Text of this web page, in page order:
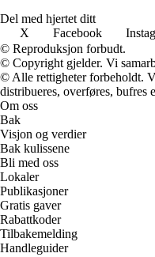
Del med hjertet ditt
X
Facebook
© Reproduksjon forbudt.
© Copyright gjelder. Vi
© Alle rettigheter forbeholdt.
distribueres, overføres, bufres
Om oss
Bak
Visjon og verdier
Bak kulissene
Bli med oss
Lokaler
Publikasjoner
Gratis gaver
Rabattkoder
Tilbakemelding
Handleguider